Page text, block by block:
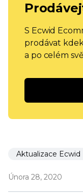
S Ecwid
prodávat
a po celém
Aktualizace Ecwid
Února 28, 2020